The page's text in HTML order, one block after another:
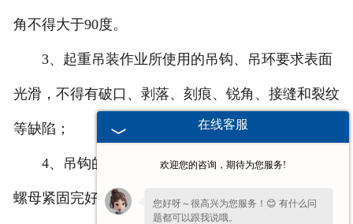
角不得大于90度。
3、起重吊装作业所使用的吊钩、吊环要求表面
光滑，不得有破口、剥落、刻痕、锐角、接缝和裂纹
等缺陷；
4、吊钩的定位螺栓、开口销、止推轴承上方的
螺母紧固完好，连接可靠；
在线客服
欢迎您的咨询，期待为您服务!
您好呀～很高兴为您服务！😊 有什么问
题都可以跟我说哦。